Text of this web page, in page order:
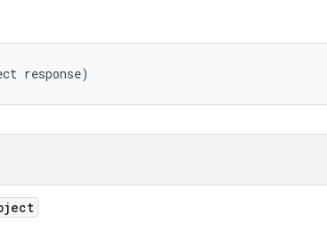
response)